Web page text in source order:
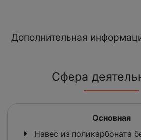
Дополнительная
Сфера
Основная
Навес из поликарбоната